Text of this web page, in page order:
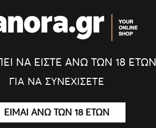
27.55€
ΝΑ ΕΙΣΤΕ ΑΝΩ ΤΩΝ 18 ΕΤΩΝ
ΓΙΑ ΝΑ ΣΥΝΕΧΙΣΕΤΕ
ΕΙΜΑΙ ΑΝΩ ΤΩΝ 18 ΕΤΩΝ